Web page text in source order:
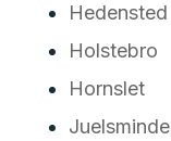
Hedensted
Holstebro
Hornslet
Juelsminde